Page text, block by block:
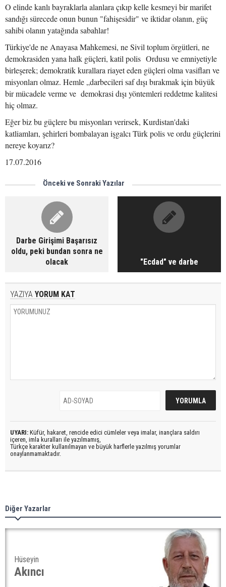
O elinde kanlı bayraklarla alanlara çıkıp kelle kesmeyi bir marifet
sandığı sürecede onun bunun "fahişesidir" ve iktidar olanın, güç
sahibi olanın yatağında sabahlar!
Türkiye'de ne Anayasa Mahkemesi, ne Sivil toplum örgütleri, ne
demokrasiden yana halk güçleri, katil polis Ordusu ve emniyetiyle
birleşerek; demokratik kurallara riayet eden güçleri olma vasifları ve
misyonları olmaz. Hemle „darbecileri saf dışı bırakmak için büyük
bir mücadele verme ve demokrasi dışı yöntemleri reddetme kalitesi
hiç olmaz.
Eğer biz bu güçlere bu misyonları verirsek, Kurdistan'daki
katliamları, şehirleri bombalayan işgalcı Türk polis ve ordu güçlerini
nereye koyarız?
17.07.2016
Önceki ve Sonraki Yazılar
Darbe Girişimi Başarısız
oldu, peki bundan sonra ne
olacak
"Ecdad" ve darbe
YAZIYA YORUM KAT
UYARI: Küfür, hakaret, rencide edici cümleler veya imalar, inançlara saldırı
içeren, imla kuralları ile yazılmamış,
Türkçe karakter kullanılmayan ve büyük harflerle yazılmış yorumlar
onaylanmamaktadır.
Diğer Yazarlar
Hüseyin
Akıncı